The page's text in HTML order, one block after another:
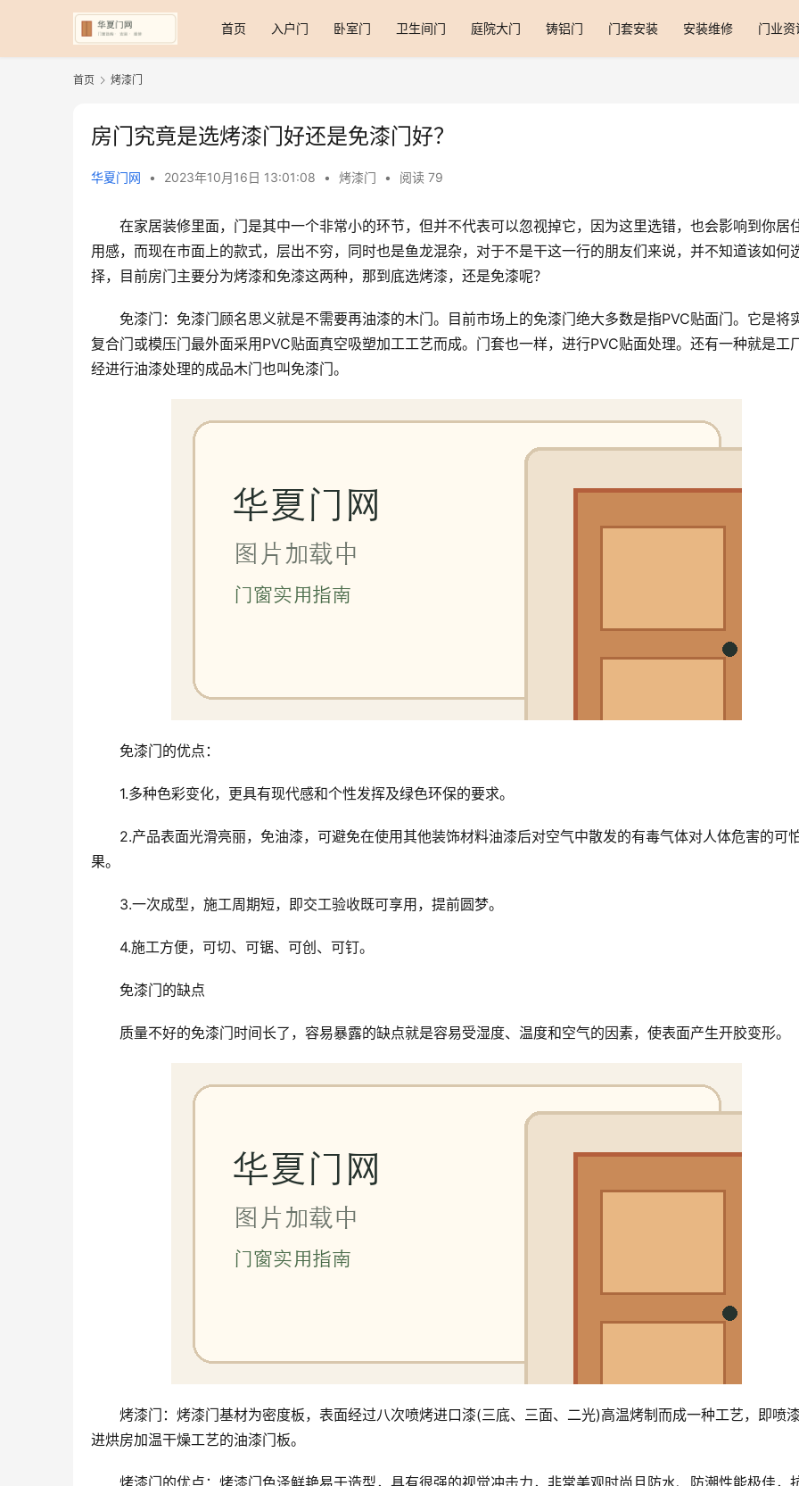
首页 入户门 卧室门 卫生间门 庭院大门 铸铝门 门套安装 安装维修 门业资
首页 烤漆门
房门究竟是选烤漆门好还是免漆门好？
华夏门网 • 2023年10月16日 13:01:08 • 烤漆门 • 阅读 79
在家居装修里面，门是其中一个非常小的环节，但并不代表可以忽视掉它，因为这里选错，也会影响到你居
用感，而现在市面上的款式，层出不穷，同时也是鱼龙混杂，对于不是干这一行的朋友们来说，并不知道该如何
择，目前房门主要分为烤漆和免漆这两种，那到底选烤漆，还是免漆呢？
免漆门：免漆门顾名思义就是不需要再油漆的木门。目前市场上的免漆门绝大多数是指PVC贴面门。它是将
复合门或模压门最外面采用PVC贴面真空吸塑加工工艺而成。门套也一样，进行PVC贴面处理。还有一种就是工
经进行油漆处理的成品木门也叫免漆门。
免漆门的优点：
1.多种色彩变化，更具有现代感和个性发挥及绿色环保的要求。
2.产品表面光滑亮丽，免油漆，可避免在使用其他装饰材料油漆后对空气中散发的有毒气体对人体危害的可
果。
3.一次成型，施工周期短，即交工验收既可享用，提前圆梦。
4.施工方便，可切、可锯、可创、可钉。
免漆门的缺点
质量不好的免漆门时间长了，容易暴露的缺点就是容易受湿度、温度和空气的因素，使表面产生开胶变形。
烤漆门：烤漆门基材为密度板，表面经过八次喷烤进口漆(三底、三面、二光)高温烤制而成一种工艺，即喷
进烘房加温干燥工艺的油漆门板。